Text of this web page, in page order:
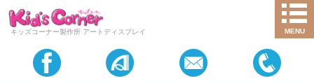
キッズコーナー製作所 アートディスプレイ MENU